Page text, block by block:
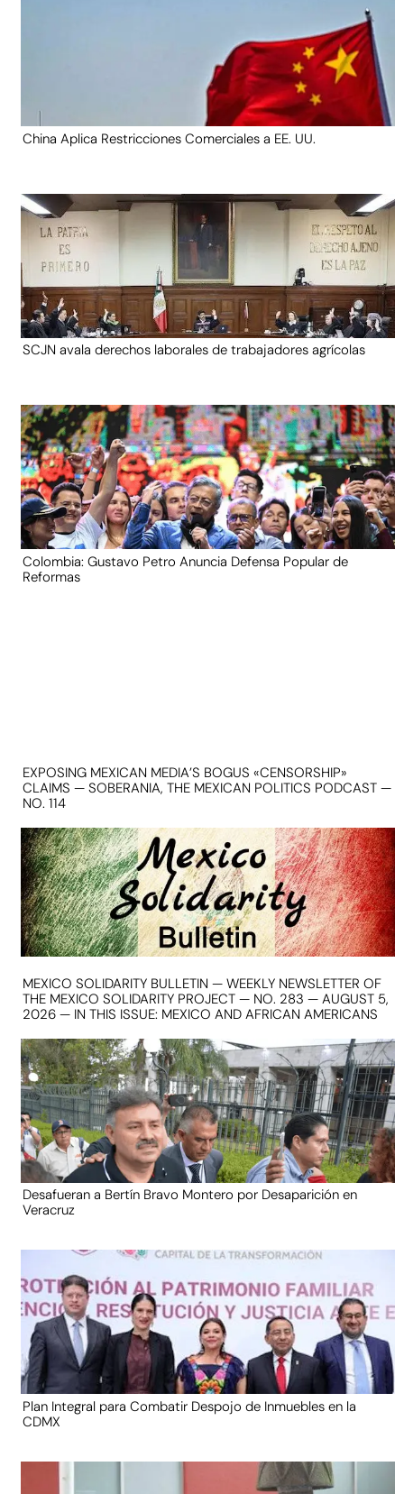
China Aplica Restricciones Comerciales a EE. UU.
SCJN avala derechos laborales de trabajadores agrícolas
Colombia: Gustavo Petro Anuncia Defensa Popular de
Reformas
EXPOSING MEXICAN MEDIA’S BOGUS «CENSORSHIP»
CLAIMS — SOBERANIA, THE MEXICAN POLITICS PODCAST —
NO. 114
MEXICO SOLIDARITY BULLETIN — WEEKLY NEWSLETTER OF
THE MEXICO SOLIDARITY PROJECT — NO. 283 — AUGUST 5,
2026 — IN THIS ISSUE: MEXICO AND AFRICAN AMERICANS
Desafueran a Bertín Bravo Montero por Desaparición en
Veracruz
Plan Integral para Combatir Despojo de Inmuebles en la
CDMX